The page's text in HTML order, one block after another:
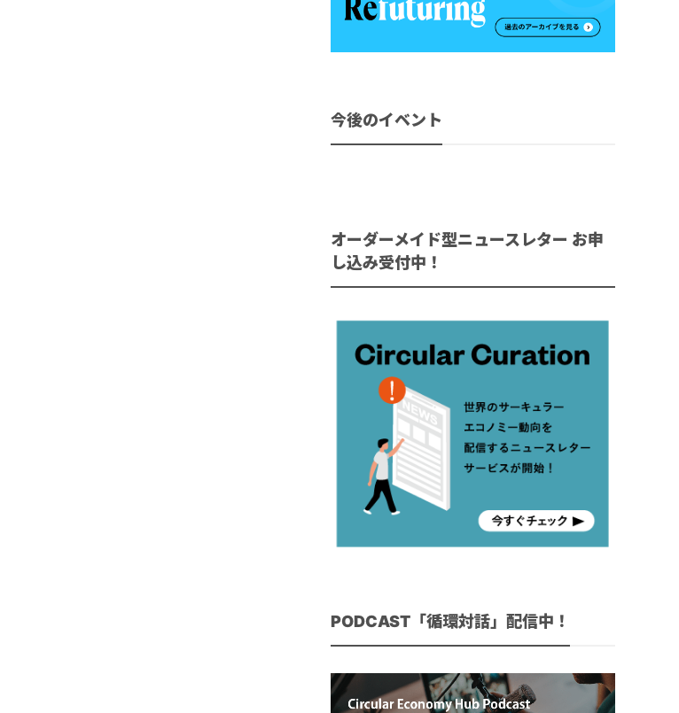
今後のイベント
オーダーメイド型ニュースレター お申
し込み受付中！
PODCAST「循環対話」配信中！